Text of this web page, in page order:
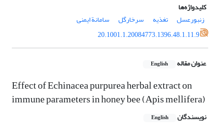
کلیدواژه‌ها
زنبور‌عسل
تغذیه سرخارگل
سامانة ایمنی
20.1001.1.20084773.1396.48.1.11.9
عنوان مقاله English
Effect of Echinacea purpurea herbal extract on
immune parameters in honey bee (Apis mellifera)
نویسندگان English